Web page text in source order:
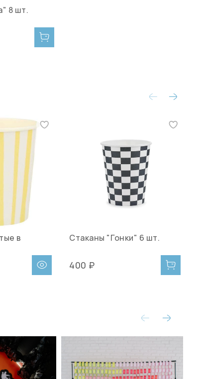
8 шт.
в
Стаканы "Гонки" 6 шт.
400 ₽